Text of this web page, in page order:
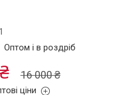
Оптом і в роздріб
16 000 ₴
ціни